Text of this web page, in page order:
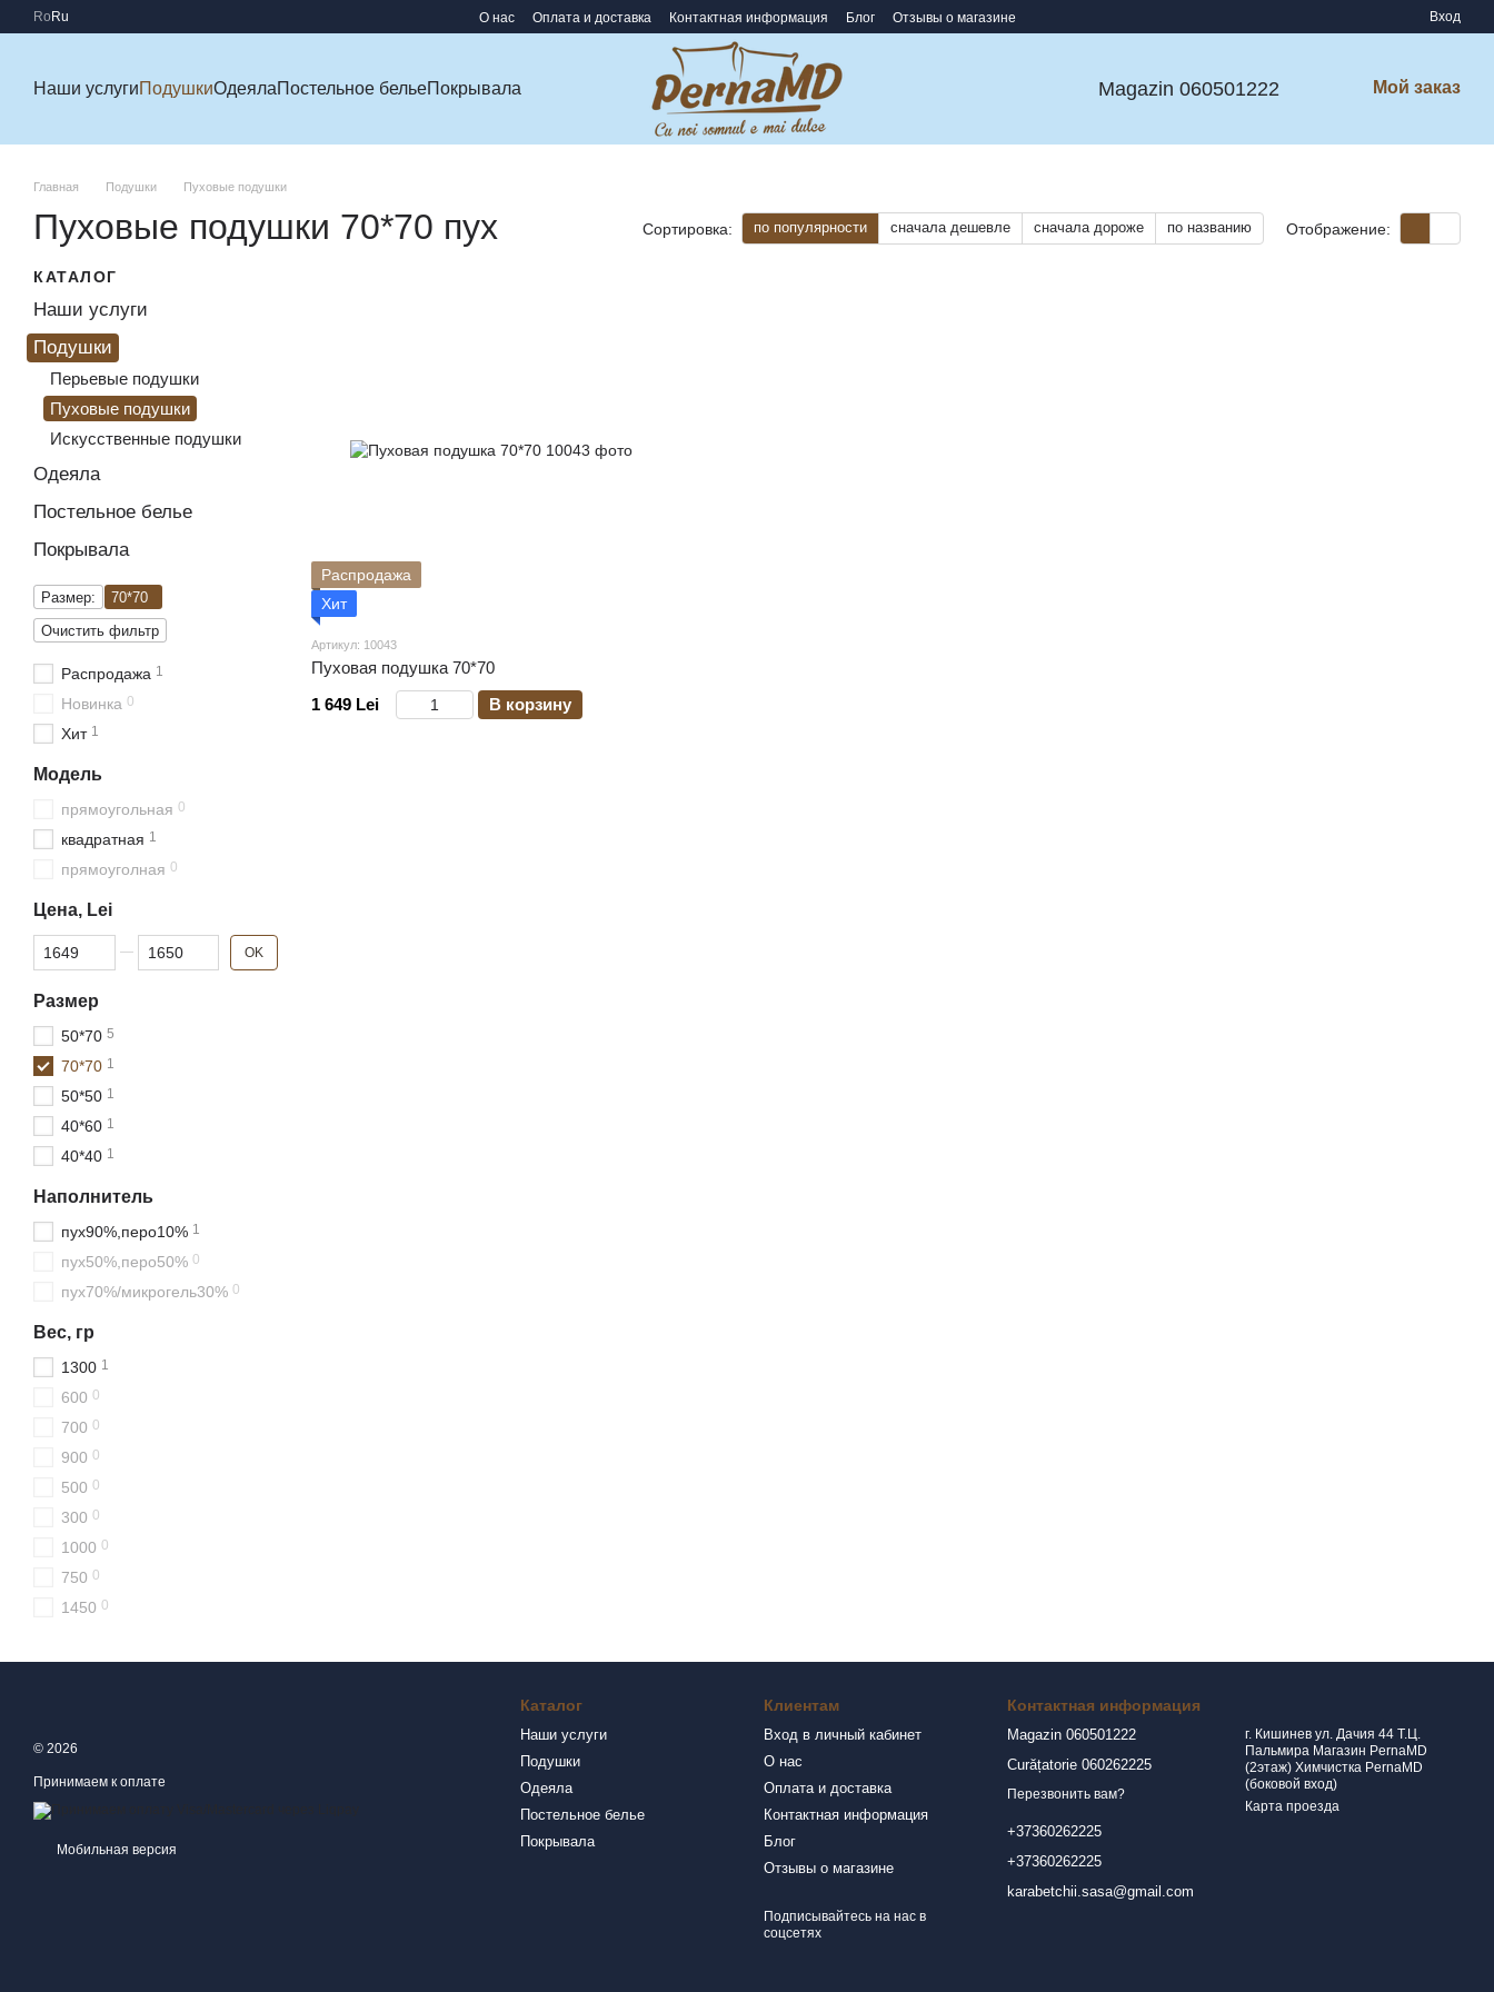
Перейти к основному контенту
Ro Ru О нас Оплата и доставка Контактная информация Блог Отзывы о магазине Вход
Наши услугиПодушкиОдеялаПостельное бельеПокрывала Magazin 060501222 Мой заказ
Главная Подушки Пуховые подушки
Пуховые подушки 70*70 пух Сортировка: по популярности сначала дешевле сначала дороже по названию Отображение:
Распродажа
Хит
Артикул: 10043
Пуховая подушка 70*70
1 649 Lei
В корзину
КАТАЛОГ
Наши услуги
Подушки
Перьевые подушки
Пуховые подушки
Искусственные подушки
Одеяла
Постельное белье
Покрывала
Размер:
70*70
Очистить фильтр
Распродажа 1
Новинка 0
Хит 1
Модель
прямоугольная 0
квадратная 1
прямоуголная 0
Цена, Lei
От Цена, Lei
До Цена, Lei OK
Размер
50*70 5
70*70 1
50*50 1
40*60 1
40*40 1
Наполнитель
пух90%,перо10% 1
пух50%,перо50% 0
пух70%/микрогель30% 0
Вес, гр
1300 1
600 0
700 0
900 0
500 0
300 0
1000 0
750 0
1450 0
© 2026
Принимаем к оплате
Мобильная версия
Каталог
Наши услуги
Подушки
Одеяла
Постельное белье
Покрывала
Клиентам
Вход в личный кабинет
О нас
Оплата и доставка
Контактная информация
Блог
Отзывы о магазине
Подписывайтесь на нас в
соцсетях
Контактная информация
Magazin 060501222
Curățatorie 060262225
Перезвонить вам?
+37360262225
+37360262225
karabetchii.sasa@gmail.com
г. Кишинев ул. Дачия 44 Т.Ц.
Пальмира Магазин PernaMD
(2этаж) Химчистка PernaMD
(боковой вход)
Карта проезда